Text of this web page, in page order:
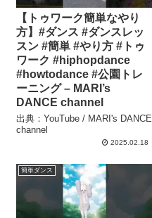
【トゥワーク簡単なやり
方】#ダンス #ダンスレッ
スン #簡単 #やり方 #トゥ
ワーク #hiphopdance
#howtodance #公園トレ
ーニング – MARI’s
DANCE channel
出典：YouTube / MARI's DANCE
channel
2025.02.18
簡単ダンス